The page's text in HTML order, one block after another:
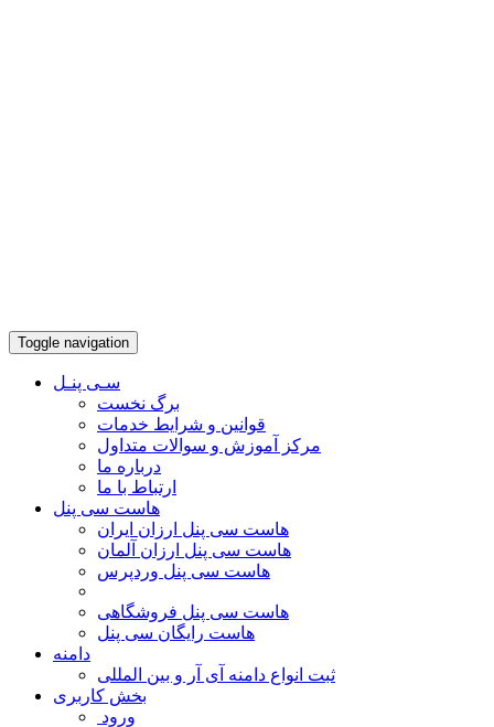
Toggle navigation
سـی پنـل
برگ نخست
قوانین و شرایط خدمات
مرکز آموزش و سوالات متداول
درباره ما
ارتباط با ما
هاست سی پنل
هاست سی پنل ارزان ایران
هاست سی پنل ارزان آلمان
هاست سی پنل وردپرس
هاست سی پنل فروشگاهی
هاست رایگان سی پنل
دامنه
ثبت انواع دامنه آی آر و بین المللی
بخش کاربری
ورود